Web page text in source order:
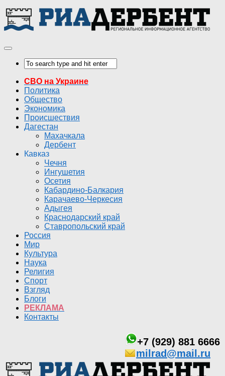
СВО на Украине
Политика
Общество
Экономика
Происшествия
Дагестан
Махачкала
Дербент
Кавказ
Чечня
Ингушетия
Осетия
Кабардино-Балкария
Карачаево-Черкесия
Адыгея
Краснодарский край
Ставропольский край
Россия
Мир
Культура
Наука
Религия
Спорт
Взгляд
Блоги
РЕКЛАМА
Контакты
+7 (929) 881 6666
milrad@mail.ru